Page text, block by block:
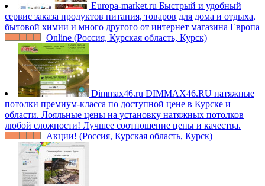
Europa-market.ru Быстрый и удобный
сервис заказа продуктов питания, товаров для дома и отдыха,
бытовой химии и много другого от интернет магазина Европа
Online (Россия, Курская область, Курск)
Dimmax46.ru DIMMAX46.RU натяжные
потолки премиум-класса по доступной цене в Курске и
области. Лояльные цены на установку натяжных потолков
любой сложности! Лучшее соотношение цены и качества.
Акции! (Россия, Курская область, Курск)